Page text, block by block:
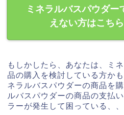
ミネラルバスパウダー
えない方はこち
もしかしたら、あなたは、ミ
品の購入を検討している方か
ネラルバスパウダーの商品を
ルバスパウダーの商品の支払
ラーが発生して困っている、、